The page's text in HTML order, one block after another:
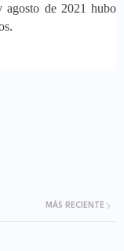
agosto de 2021 hubo
MÁS RECIENTE